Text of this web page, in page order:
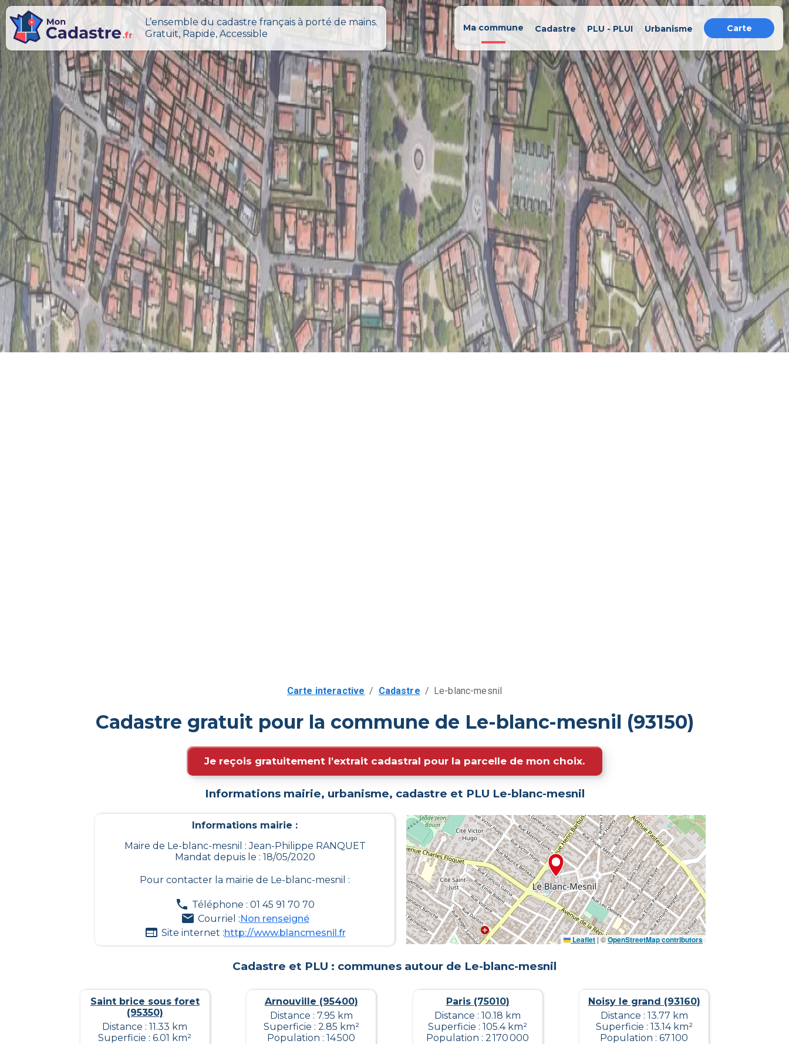
L’ensemble du cadastre français à porté de mains.
Gratuit, Rapide, Accessible
Ma commune Cadastre PLU - PLUI Urbanisme Carte
Carte interactive / Cadastre / Le-blanc-mesnil
Cadastre gratuit pour la commune de Le-blanc-mesnil (93150)
Je reçois gratuitement l'extrait cadastral pour la parcelle de mon choix.
Informations mairie, urbanisme, cadastre et PLU Le-blanc-mesnil
Informations mairie :
Maire de Le-blanc-mesnil : Jean-Philippe RANQUET
Mandat depuis le : 18/05/2020
Pour contacter la mairie de Le-blanc-mesnil :
Téléphone : 01 45 91 70 70
Courriel :Non renseigné
Site internet :http://www.blancmesnil.fr
Leaflet | ©OpenStreetMap contributors
Cadastre et PLU : communes autour de Le-blanc-mesnil
Saint brice sous foret
(95350)
Distance : 11.33 km
Superficie : 6.01 km²
Arnouville (95400)
Distance : 7.95 km
Superficie : 2.85 km²
Population : 14 500
Paris (75010)
Distance : 10.18 km
Superficie : 105.4 km²
Population : 2 170 000
Noisy le grand (93160)
Distance : 13.77 km
Superficie : 13.14 km²
Population : 67 100